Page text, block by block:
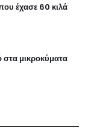
έχασε 60 κιλά
στα μικροκύματα